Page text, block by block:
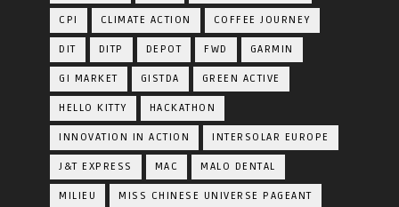
CPI CLIMATE ACTION COFFEE JOURNEY
DIT DITP DEPOT FWD GARMIN
GI MARKET GISTDA GREEN ACTIVE
HELLO KITTY HACKATHON
INNOVATION IN ACTION INTERSOLAR EUROPE
J&T EXPRESS MAC MALO DENTAL
MILIEU MISS CHINESE UNIVERSE PAGEANT